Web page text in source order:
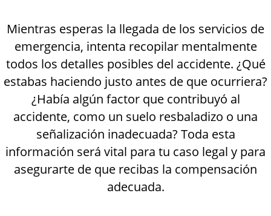
Mientras esperas la llegada de los servicios de
emergencia, intenta recopilar mentalmente
todos los detalles posibles del accidente. ¿Qué
estabas haciendo justo antes de que ocurriera?
¿Había algún factor que contribuyó al
accidente, como un suelo resbaladizo o una
señalización inadecuada? Toda esta
información será vital para tu caso legal y para
asegurarte de que recibas la compensación
adecuada.